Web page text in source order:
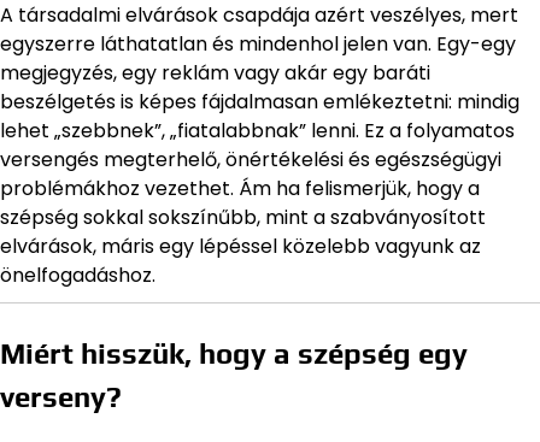
A társadalmi elvárások csapdája azért veszélyes, mert
egyszerre láthatatlan és mindenhol jelen van. Egy-egy
megjegyzés, egy reklám vagy akár egy baráti
beszélgetés is képes fájdalmasan emlékeztetni: mindig
lehet „szebbnek”, „fiatalabbnak” lenni. Ez a folyamatos
versengés megterhelő, önértékelési és egészségügyi
problémákhoz vezethet. Ám ha felismerjük, hogy a
szépség sokkal sokszínűbb, mint a szabványosított
elvárások, máris egy lépéssel közelebb vagyunk az
önelfogadáshoz.
Miért hisszük, hogy a szépség egy
verseny?